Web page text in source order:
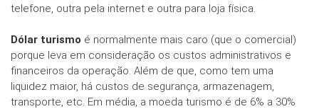
telefone, outra pela internet e outra para loja física.
Dólar turismo é normalmente mais caro (que o comercial)
porque leva em consideração os custos administrativos e
financeiros da operação. Além de que, como tem uma
liquidez maior, há custos de segurança, armazenagem,
transporte, etc. Em média, a moeda turismo é de 6% a 30%